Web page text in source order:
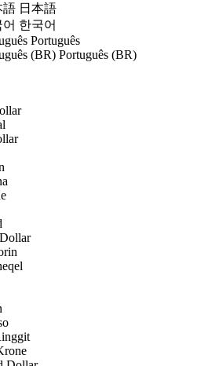
日本語
한국어
Português
Português (BR)